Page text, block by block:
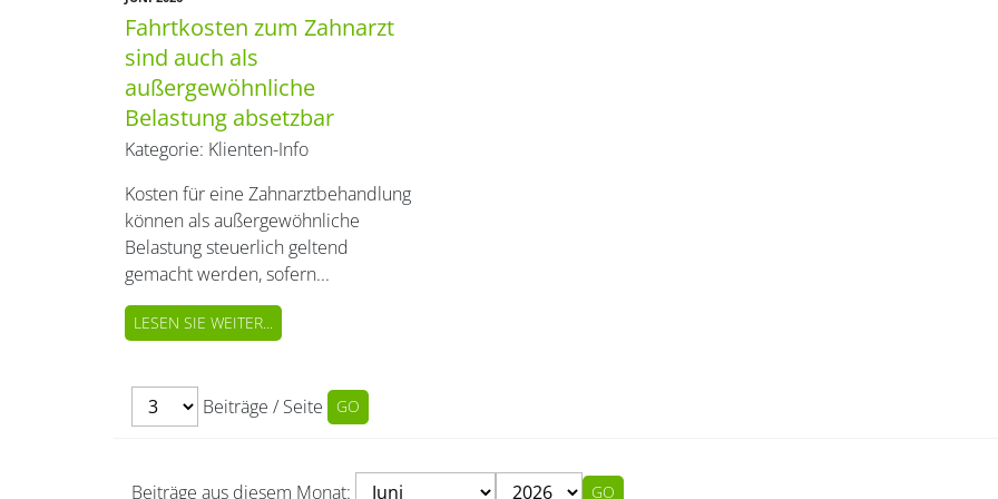
Fahrtkosten zum Zahnarzt
sind auch als
außergewöhnliche
Belastung absetzbar
Kategorie: Klienten-Info
Kosten für eine Zahnarztbehandlung
können als außergewöhnliche
Belastung steuerlich geltend
gemacht werden, sofern...
LESEN SIE WEITER...
Beiträge / Seite
Beiträge aus diesem Monat: